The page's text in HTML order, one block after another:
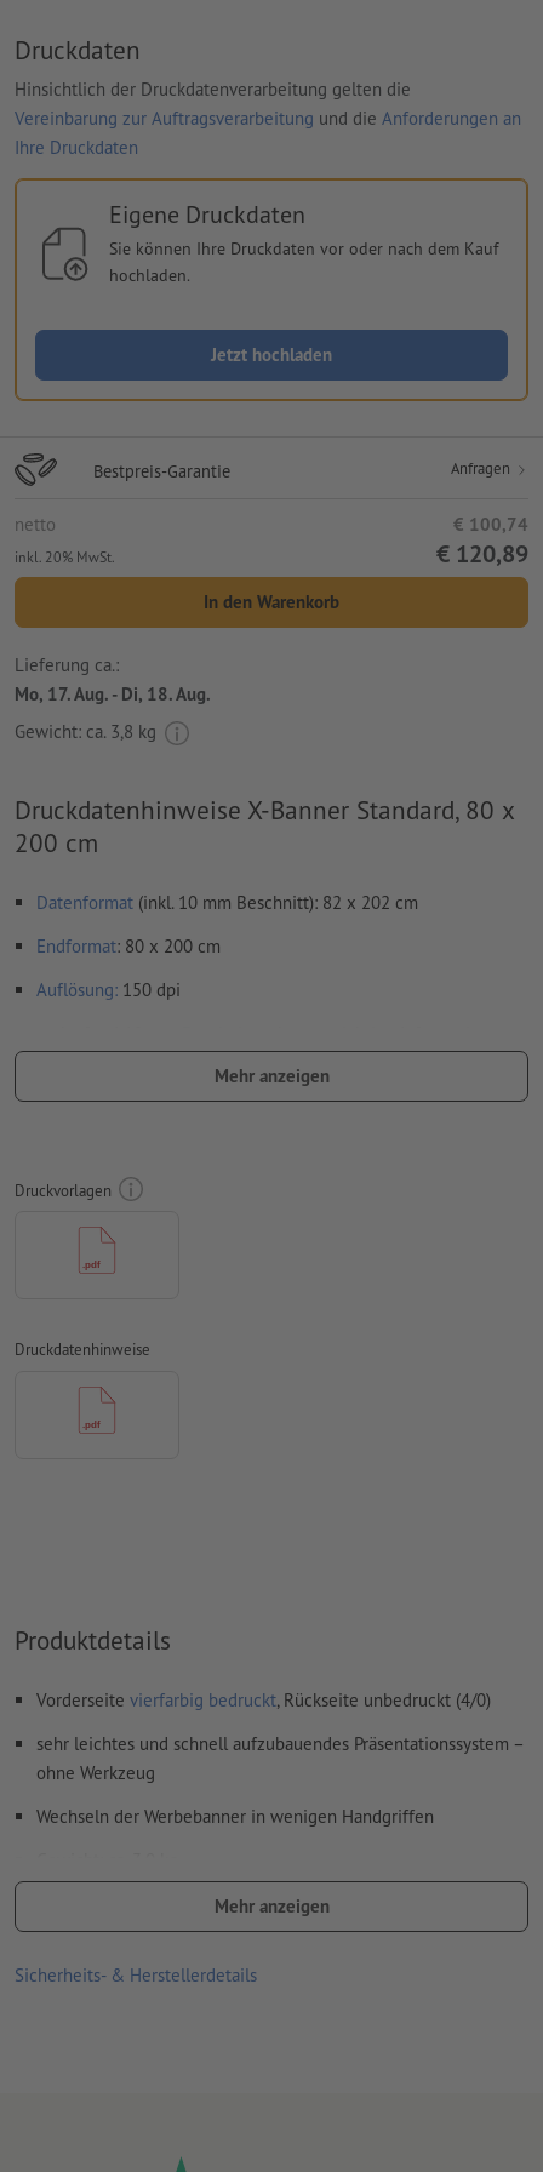
Druckdaten
Hinsichtlich der Druckdatenverarbeitung gelten die
Vereinbarung zur Auftragsverarbeitung und die Anforderungen an
Ihre Druckdaten
Eigene Druckdaten
Sie können Ihre Druckdaten vor oder nach dem Kauf
hochladen.
Jetzt hochladen
Bestpreis-Garantie Anfragen
netto € 100,74
inkl. 20% MwSt. € 120,89
In den Warenkorb
Lieferung ca.:
Mo, 17. Aug. - Di, 18. Aug.
Gewicht: ca. 3,8 kg
Druckdatenhinweise X-Banner Standard, 80 x
200 cm
Datenformat (inkl. 10 mm Beschnitt): 82 x 202 cm
Endformat: 80 x 200 cm
Auflösung: 150 dpi
Schriftenmüssen vollständig eingebettet oder in Kurven
Farbmodus:CMYK, FOGRA51 (PSO Coated v3)
Rechtschreib- und Satzfehler
Überdruckeneinstellungen
Inhalte vonFormularfeldern
Wie lege ich Druckdaten richtig an?
Mehr anzeigen
Druckvorlagen
Druckdatenhinweise
Produktdetails
Vorderseite vierfarbig bedruckt, Rückseite unbedruckt (4/0)
sehr leichtes und schnell aufzubauendes Präsentationssystem –
ohne Werkzeug
Wechseln der Werbebanner in wenigen Handgriffen
Für jeden Druckauftrag kann nur ein Motiv hochgeladen
werden.
Mehr anzeigen
Sicherheits- & Herstellerdetails